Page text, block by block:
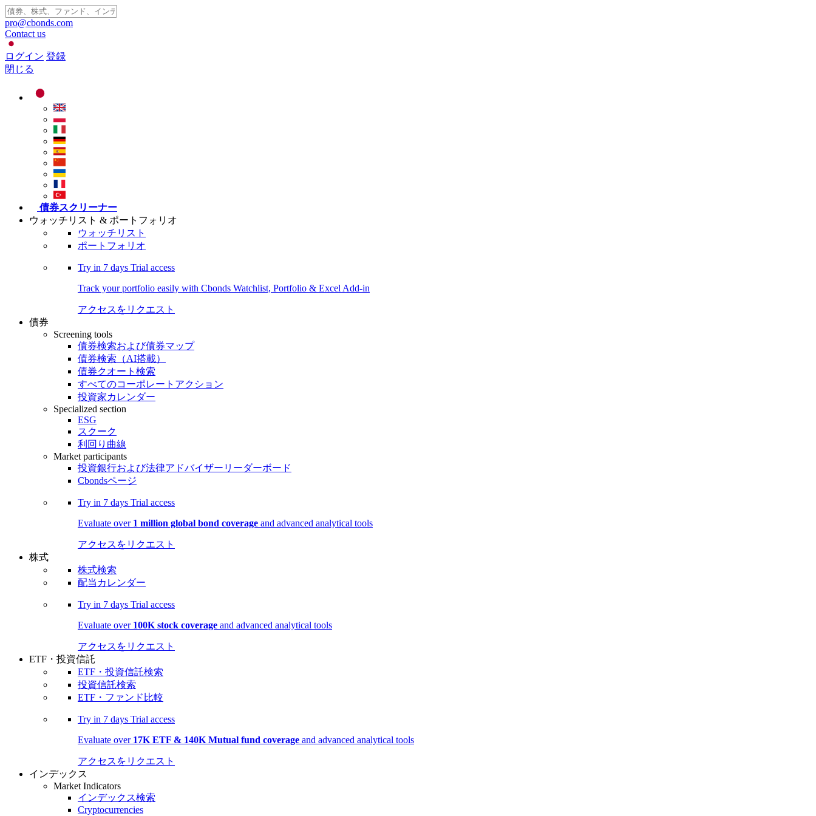
pro@cbonds.com
Contact us
ログイン 登録
閉じる
債券スクリーナー
ウォッチリスト & ポートフォリオ
ウォッチリスト
ポートフォリオ
Try in 7 days Trial access
Track your portfolio easily with Cbonds Watchlist, Portfolio & Excel Add-in
アクセスをリクエスト
債券
Screening tools
債券検索および債券マップ
債券検索（AI搭載）
債券クオート検索
すべてのコーポレートアクション
投資家カレンダー
Specialized section
ESG
スクーク
利回り曲線
Market participants
投資銀行および法律アドバイザーリーダーボード
Cbondsページ
Try in 7 days Trial access
Evaluate over 1 million global bond coverage and advanced analytical tools
アクセスをリクエスト
株式
株式検索
配当カレンダー
Try in 7 days Trial access
Evaluate over 100K stock coverage and advanced analytical tools
アクセスをリクエスト
ETF・投資信託
ETF・投資信託検索
投資信託検索
ETF・ファンド比較
Try in 7 days Trial access
Evaluate over 17K ETF & 140K Mutual fund coverage and advanced analytical tools
アクセスをリクエスト
インデックス
Market Indicators
インデックス検索
Cryptocurrencies